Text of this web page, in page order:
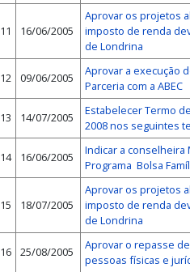
11 16/06/2005
Aprovar os projetos
imposto de renda
de Londrina
12 09/06/2005
Aprovar a execução
Parceria com a ABEC
13 14/07/2005
Estabelecer Termo
2008 nos seguintes
14 16/06/2005
Indicar a conselheira
Programa Bolsa
15 18/07/2005
Aprovar os projetos
imposto de renda
de Londrina
16 25/08/2005
Aprovar o repasse
pessoas físicas e